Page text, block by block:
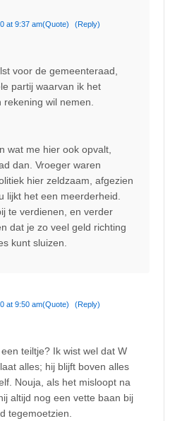
at 9:37 am(Quote) (Reply)
voor de gemeenteraad,
partij waarvan ik het
wil nemen.
wat me hier ook opvalt,
dan. Vroeger waren
hier zeldzaam, afgezien
lijkt het een meerderheid.
te verdienen, en verder
dat je zo veel geld richting
kunt sluizen.
at 9:50 am(Quote) (Reply)
teiltje? Ik wist wel dat W
alles; hij blijft boven alles
Nouja, als het misloopt na
altijd nog een vette baan bij
tegemoetzien.